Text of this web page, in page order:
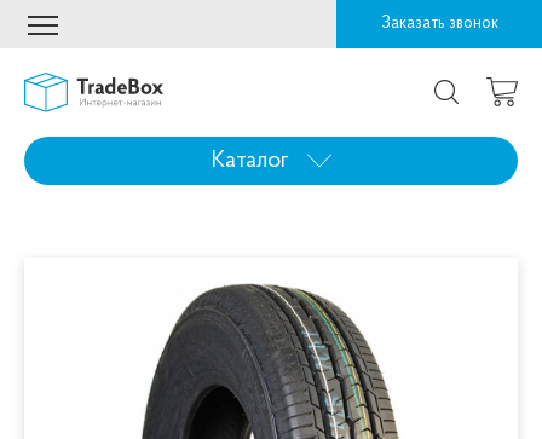
Заказать звонок
Каталог